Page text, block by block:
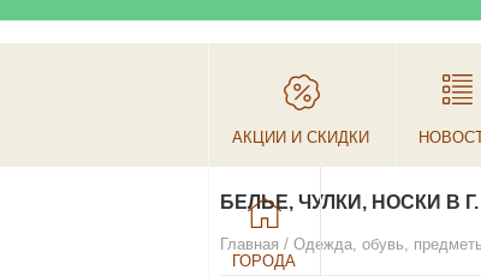
АКЦИИ И СКИДКИ
ГОРОДА
БЕЛЬЕ, ЧУЛКИ, НОСКИ В
Главная / Одежда, обувь,